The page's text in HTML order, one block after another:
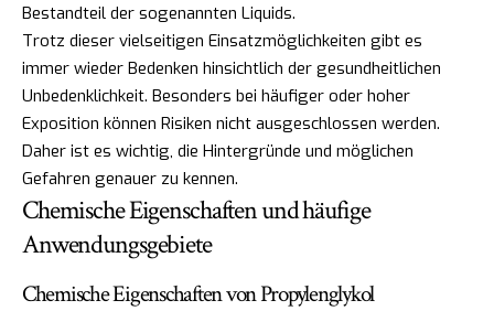
Bestandteil der sogenannten Liquids.
Trotz dieser vielseitigen Einsatzmöglichkeiten gibt es
immer wieder Bedenken hinsichtlich der gesundheitlichen
Unbedenklichkeit. Besonders bei häufiger oder hoher
Exposition können Risiken nicht ausgeschlossen werden.
Daher ist es wichtig, die Hintergründe und möglichen
Gefahren genauer zu kennen.
Chemische Eigenschaften und häufige
Anwendungsgebiete
Chemische Eigenschaften von Propylenglykol